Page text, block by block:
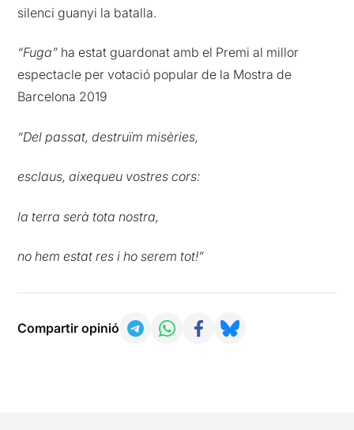
silenci guanyi la batalla.
“Fuga” ha estat guardonat amb el Premi al millor
espectacle per votació popular de la Mostra de
Barcelona 2019
“Del passat, destruïm misèries,
esclaus, aixequeu vostres cors:
la terra serà tota nostra,
no hem estat res i ho serem tot!”
Compartir opinió